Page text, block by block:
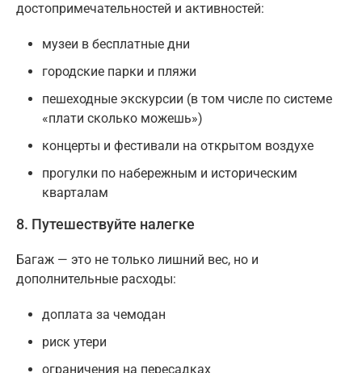
достопримечательностей и активностей:
музеи в бесплатные дни
городские парки и пляжи
пешеходные экскурсии (в том числе по системе
«плати сколько можешь»)
концерты и фестивали на открытом воздухе
прогулки по набережным и историческим
кварталам
8. Путешествуйте налегке
Багаж — это не только лишний вес, но и
дополнительные расходы:
доплата за чемодан
риск утери
ограничения на пересадках